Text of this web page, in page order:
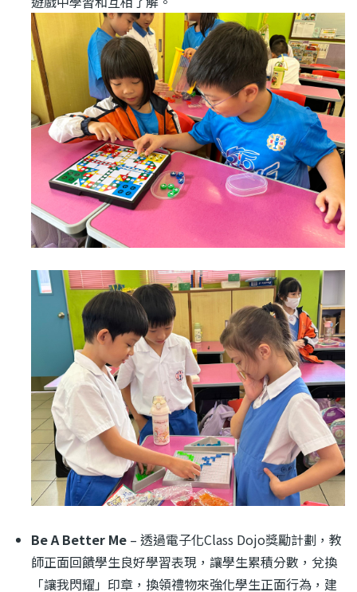
Be A Better Me – 透過電子化Class Dojo獎勵計劃，教
師正面回饋學生良好學習表現，讓學生累積分數，兌換
「讓我閃耀」印章，換領禮物來強化學生正面行為，建